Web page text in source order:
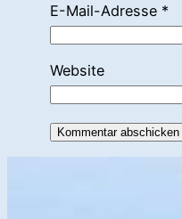
E-Mail-Adresse *
Website